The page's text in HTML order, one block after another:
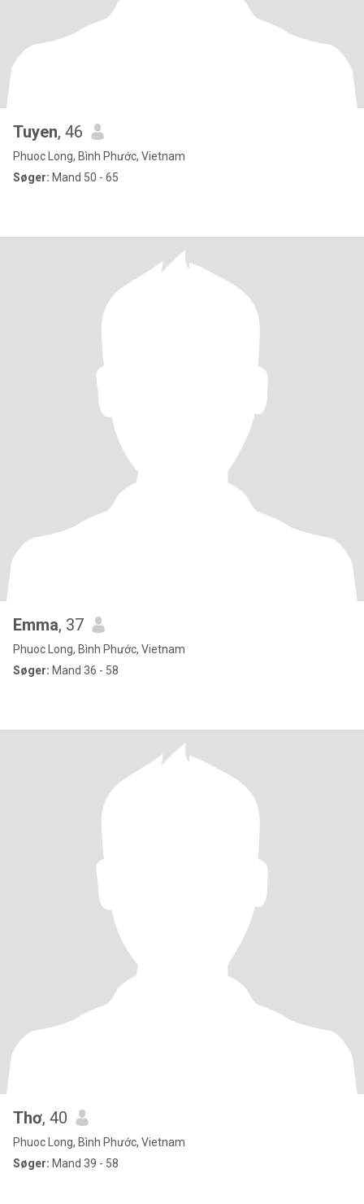
Tuyen, 46
Phuoc Long, Bình Phước, Vietnam
Søger: Mand 50 - 65
Emma, 37
Phuoc Long, Bình Phước, Vietnam
Søger: Mand 36 - 58
Thơ, 40
Phuoc Long, Bình Phước, Vietnam
Søger: Mand 39 - 58